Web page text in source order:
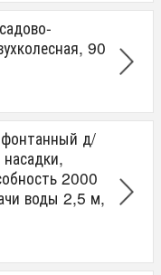
90
д/
2000
воды 2,5 м,